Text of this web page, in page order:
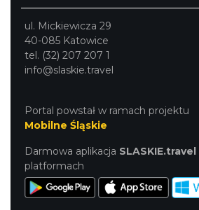
ul. Mickiewicza 29
40-085 Katowice
tel. (32) 207 207 1
info@slaskie.travel
Portal powstał w ramach projektu
Mobilne Śląskie
Darmowa aplikacja SLASKIE.travel
platformach